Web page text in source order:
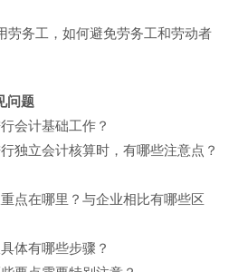
劳务工，如何避免劳务工和劳动者
问题
会计基础工作？
独立会计核算时，有哪些注意点？
点在哪里？与企业相比有哪些区
体有哪些步骤？